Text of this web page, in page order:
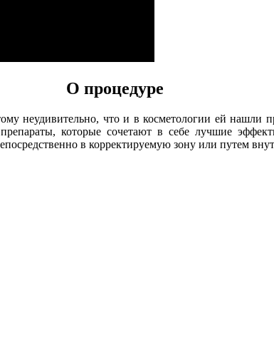
О процедуре
неудивительно, что и в косметологии ей нашли
которые сочетают в себе лучшие
в корректируемую зону или путем